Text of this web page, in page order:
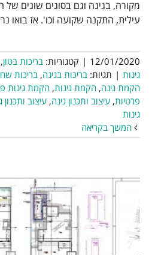
מקורה, בגינה וגם בסוגים שונים
עילית, התקנה שקועה וכו'. אז בואו
12/01/2020
| קטגוריות: בריכות בטון,
גינות | תגיות: בריכות בגינה, בריכות
הקמת גינה, הקמת גינות, הקמת גינות
פרטיות, עיצוב ותכנון גינה, עיצוב ותכנון
גינות
המשך בקריאה